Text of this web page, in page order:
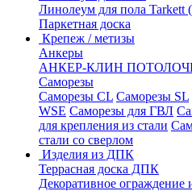
Линолеум для пола Tarkett
Паркетная доска
Крепеж / метизы
Анкеры
АНКЕР-КЛИН
Саморезы
Саморезы CL Саморезы SL
WSE Саморезы для ГВЛ
для крепления из стали
стали со сверлом
Изделия из ДПК
Террасная доска ДПК
Декоративное